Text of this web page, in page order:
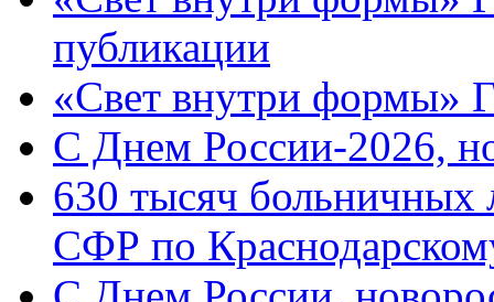
публикации
«Свет внутри формы»
C Днем России-2026,
630 тысяч больничных
СФР по